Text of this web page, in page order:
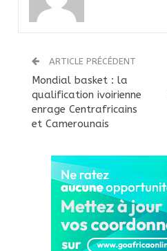
ARTICLE PRÉCÉDENT
Mondial basket : la
qualification ivoirienne
enrage Centrafricains
et Camerounais